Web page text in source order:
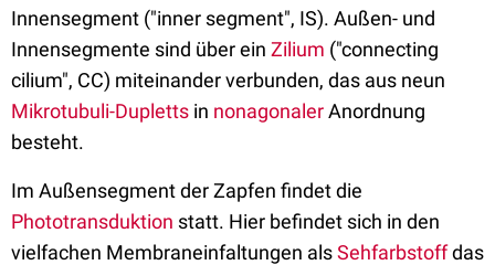
Innensegment ("inner segment", IS). Außen- und
Innensegmente sind über ein Zilium ("connecting
cilium", CC) miteinander verbunden, das aus neun
Mikrotubuli-Dupletts in nonagonalerAnordnung
besteht.
Im Außensegment der Zapfen findet die
Phototransduktion statt. Hier befindet sich in den
vielfachen Membraneinfaltungen alsSehfarbstoffdas